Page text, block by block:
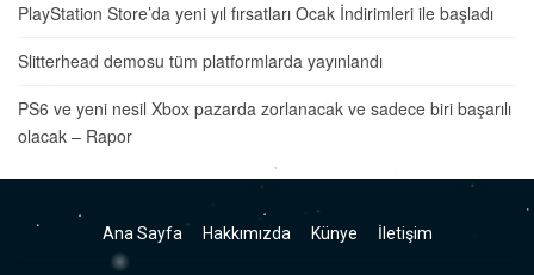
PlayStation Store’da yeni yıl fırsatları Ocak İndirimleri ile başladı
Slitterhead demosu tüm platformlarda yayınlandı
PS6 ve yeni nesil Xbox pazarda zorlanacak ve sadece biri başarılı
olacak – Rapor
Ana Sayfa Hakkımızda Künye İletişim